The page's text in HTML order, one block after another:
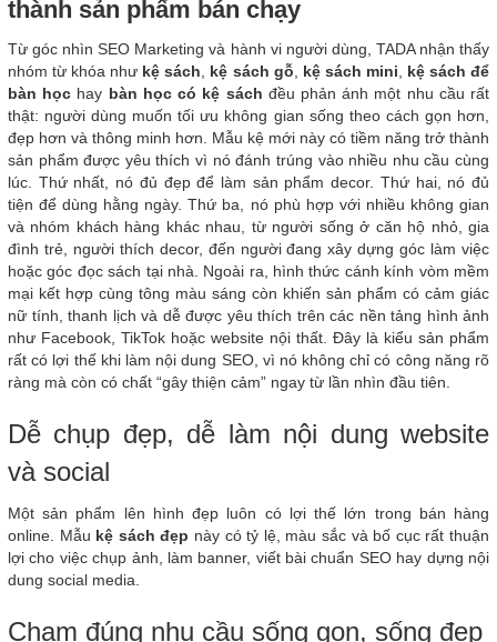
thành sản phẩm bán chạy
Từ góc nhìn SEO Marketing và hành vi người dùng, TADA nhận thấy
nhóm từ khóa như kệ sách kệ sách gỗ kệ sách mini
kệ sách để
bàn học hay bàn học có kệ sách đều phản ánh một nhu cầu rất
thật: người dùng muốn tối ưu không gian sống theo cách gọn hơn,
đẹp hơn và thông minh hơn. Mẫu kệ mới này có tiềm năng trở thành
sản phẩm được yêu thích vì nó đánh trúng vào nhiều nhu cầu cùng
lúc. Thứ nhất, nó đủ đẹp để làm sản phẩm decor. Thứ hai, nó đủ
tiện để dùng hằng ngày. Thứ ba, nó phù hợp với nhiều không gian
và nhóm khách hàng khác nhau, từ người sống ở căn hộ nhỏ, gia
đình trẻ, người thích decor, đến người đang xây dựng góc làm việc
hoặc góc đọc sách tại nhà. Ngoài ra, hình thức cánh kính vòm mềm
mại kết hợp cùng tông màu sáng còn khiến sản phẩm có cảm giác
nữ tính, thanh lịch và dễ được yêu thích trên các nền tảng hình ảnh
như Facebook, TikTok hoặc website nội thất. Đây là kiểu sản phẩm
rất có lợi thế khi làm nội dung SEO, vì nó không chỉ có công năng rõ
ràng mà còn có chất “gây thiện cảm” ngay từ lần nhìn đầu tiên.
Dễ chụp đẹp, dễ làm nội dung website
và social
Một sản phẩm lên hình đẹp luôn có lợi thế lớn trong bán hàng
online. Mẫu kệ sách đẹp này có tỷ lệ, màu sắc và bố cục rất thuận
lợi cho việc chụp ảnh, làm banner, viết bài chuẩn SEO hay dựng nội
dung social media.
Chạm đúng nhu cầu sống gọn, sống đẹp